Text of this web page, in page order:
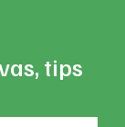
tips